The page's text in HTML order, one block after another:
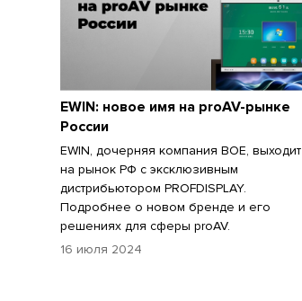
EWIN: новое имя на proAV-рынке
России
EWIN, дочерняя компания BOE, выходит
на рынок РФ c эксклюзивным
дистрибьютором PROFDISPLAY.
Подробнее о новом бренде и его
решениях для сферы proAV.
16 июля 2024